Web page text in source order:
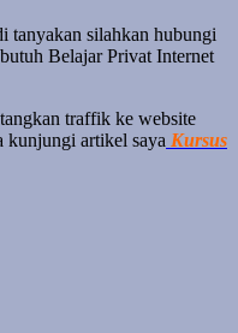
tanyakan silahkan hubungi
Belajar Privat Internet
traffik ke website
kunjungi artikel saya Kursus